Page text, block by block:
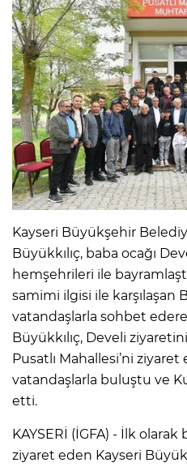
Kayseri Büyükşehir
Büyükkılıç, baba ocağı
hemşehrileri ile
samimi ilgisi ile karşılaşan
vatandaşlarla sohbet
Büyükkılıç, Develi
Pusatlı Mahallesi’ni
vatandaşlarla buluştu ve
etti.
KAYSERİ (İGFA) - İlk olarak
ziyaret eden Kayseri